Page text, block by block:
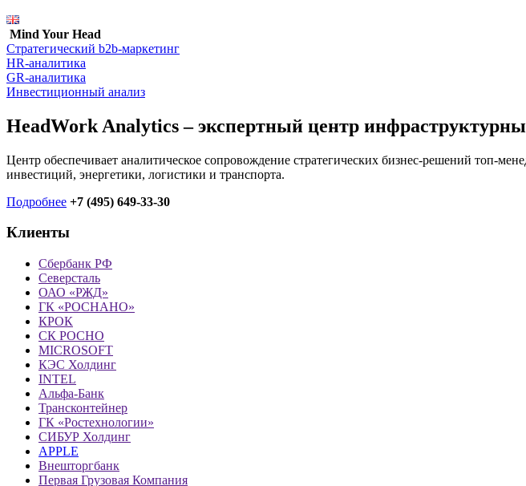
Mind Your Head
Стратегический b2b-маркетинг
HR-аналитика
GR-аналитика
Инвестиционный анализ
HeadWork Analytics – экспертный центр
Центр обеспечивает аналитическое сопровождение стратегических бизнес-решений топ-
инвестиций, энергетики, логистики и транспорта.
Подробнее +7 (495) 649-33-30
Клиенты
Сбербанк РФ
Северсталь
ОАО «РЖД»
ГК «РОСНАНО»
КРОК
СК РОСНО
MICROSOFT
КЭС Холдинг
INTEL
Альфа-Банк
Трансконтейнер
ГК «Ростехнологии»
СИБУР Холдинг
APPLE
Внешторгбанк
Первая Грузовая Компания